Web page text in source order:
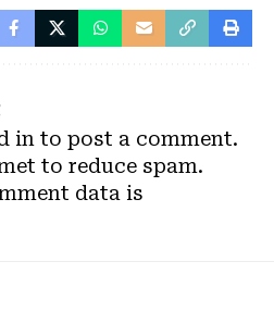
in to post a comment.
to reduce spam.
data is